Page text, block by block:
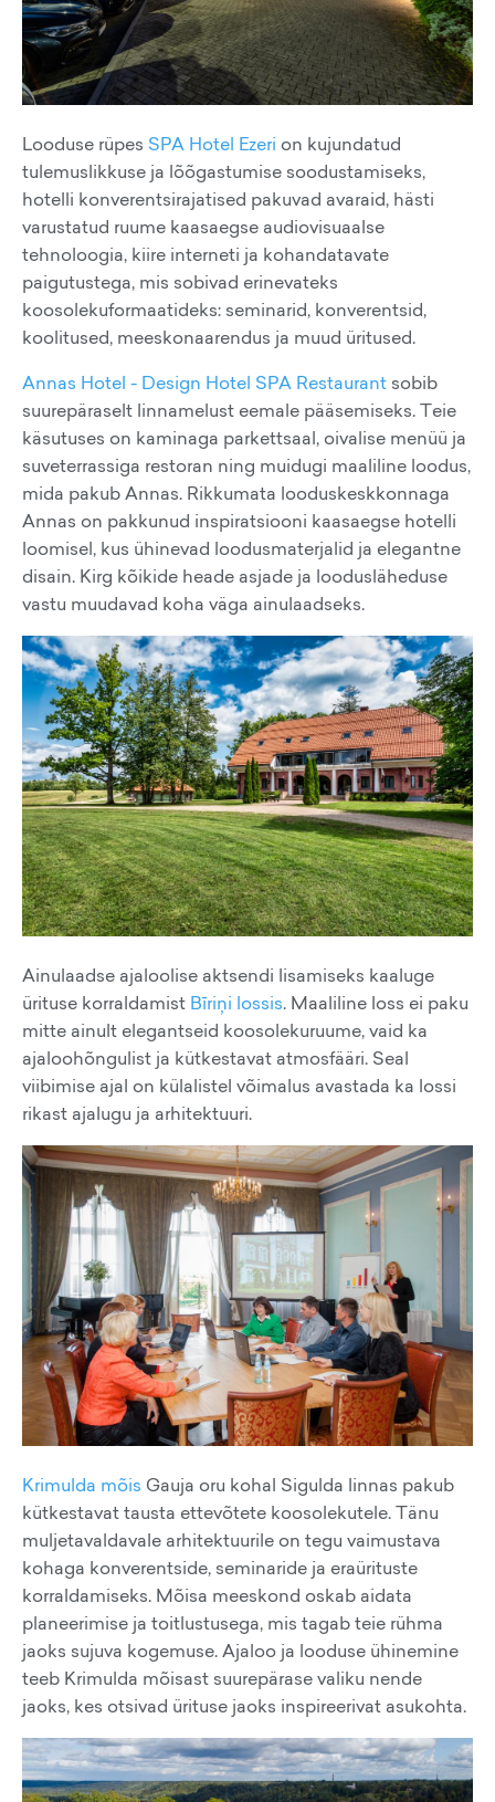
Looduse rüpes SPA Hotel Ezeri on kujundatud
tulemuslikkuse ja lõõgastumise soodustamiseks,
hotelli konverentsirajatised pakuvad avaraid, hästi
varustatud ruume kaasaegse audiovisuaalse
tehnoloogia, kiire interneti ja kohandatavate
paigutustega, mis sobivad erinevateks
koosolekuformaatideks: seminarid, konverentsid,
koolitused, meeskonaarendus ja muud üritused.
Annas Hotel - Design Hotel SPA Restaurant sobib
suurepäraselt linnamelust eemale pääsemiseks. Teie
käsutuses on kaminaga parkettsaal, oivalise menüü ja
suveterrassiga restoran ning muidugi maaliline loodus,
mida pakub Annas. Rikkumata looduskeskkonnaga
Annas on pakkunud inspiratsiooni kaasaegse hotelli
loomisel, kus ühinevad loodusmaterjalid ja elegantne
disain. Kirg kõikide heade asjade ja loodusläheduse
vastu muudavad koha väga ainulaadseks.
Ainulaadse ajaloolise aktsendi lisamiseks kaaluge
ürituse korraldamist Bīriņi lossis. Maaliline loss ei paku
mitte ainult elegantseid koosolekuruume, vaid ka
ajaloohõngulist ja kütkestavat atmosfääri. Seal
viibimise ajal on külalistel võimalus avastada ka lossi
rikast ajalugu ja arhitektuuri.
Krimulda mõis Gauja oru kohal Sigulda linnas pakub
kütkestavat tausta ettevõtete koosolekutele. Tänu
muljetavaldavale arhitektuurile on tegu vaimustava
kohaga konverentside, seminaride ja eraürituste
korraldamiseks. Mõisa meeskond oskab aidata
planeerimise ja toitlustusega, mis tagab teie rühma
jaoks sujuva kogemuse. Ajaloo ja looduse ühinemine
teeb Krimulda mõisast suurepärase valiku nende
jaoks, kes otsivad ürituse jaoks inspireerivat asukohta.